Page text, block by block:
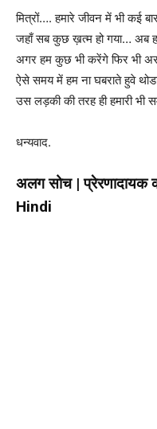
मित्रों…. हमारे जीवन में भी कई
जहाँ सब कुछ ख़त्म हो गया… अब
अगर हम कुछ भी करेंगे फिर भी
ऐसे समय में हम ना घबराते हुवे
उस लड़की की तरह ही हमारी
धन्यवाद.
अलग सोच |
Hindi